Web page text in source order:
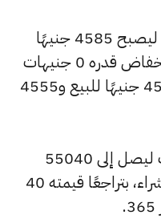
كما شهد سعر عيار 14 انخفاضًا ليصبح 4585 جنيهًا
للبيع و4555 جنيهًا للشراء، بانخفاض قدره 0 جنيهات
عن السعر السابق الذي بلغ 4595 جنيهًا للبيع و4555
كما انخفض سعر الجنيه الذهب ليصل إلى 55040
جنيهًا للبيع و54640 جنيهًا للشراء، بتراجعًا قيمته 40